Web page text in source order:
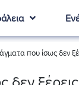
που ίσως δεν